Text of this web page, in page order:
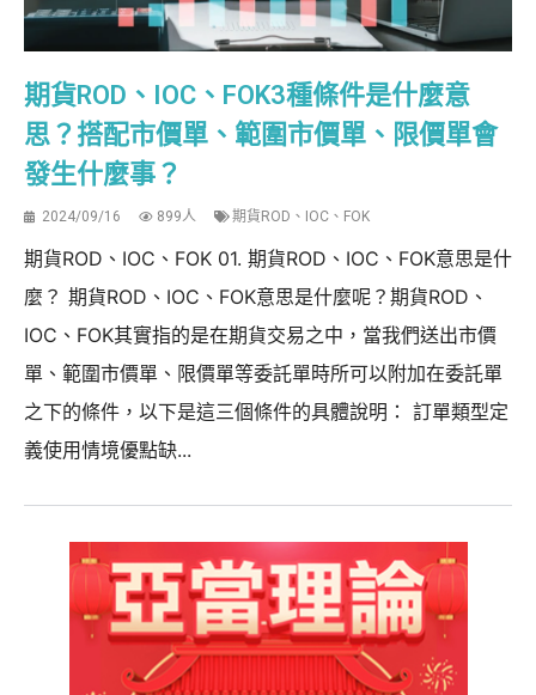
期貨ROD、IOC、FOK3種條件是什麼意
思？搭配市價單、範圍市價單、限價單會
發生什麼事？
2024/09/16 899人 期貨ROD、IOC、FOK
期貨ROD、IOC、FOK 01. 期貨ROD、IOC、FOK意思是什
麼？ 期貨ROD、IOC、FOK意思是什麼呢？期貨ROD、
IOC、FOK其實指的是在期貨交易之中，當我們送出市價
單、範圍市價單、限價單等委託單時所可以附加在委託單
之下的條件，以下是這三個條件的具體說明： 訂單類型定
義使用情境優點缺...